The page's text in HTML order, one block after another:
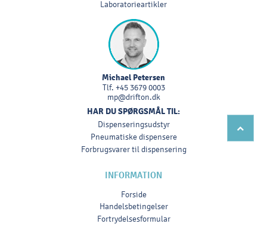
Laboratorieartikler
Michael Petersen
Tlf. +45 3679 0003
mp@drifton.dk
HAR DU SPØRGSMÅL TIL:
Dispenseringsudstyr
Pneumatiske dispensere
Forbrugsvarer til dispensering
INFORMATION
Forside
Handelsbetingelser
Fortrydelsesformular